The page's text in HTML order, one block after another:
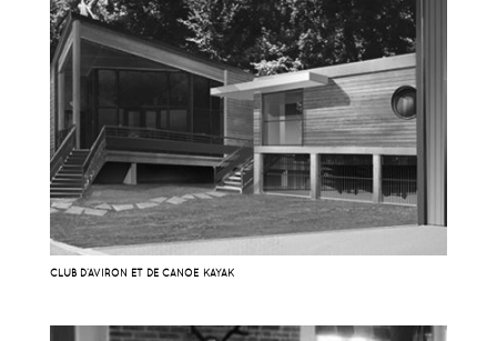
CLUB D’AVIRON ET DE CANOË KAYAK